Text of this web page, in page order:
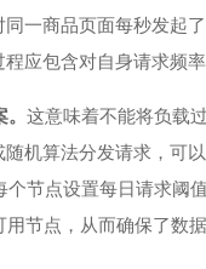
一商品页面每秒发起
应包含对自身请求频
这意味着不能将负载
机算法分发请求，可
节点设置每日请求阈
节点，从而确保了数